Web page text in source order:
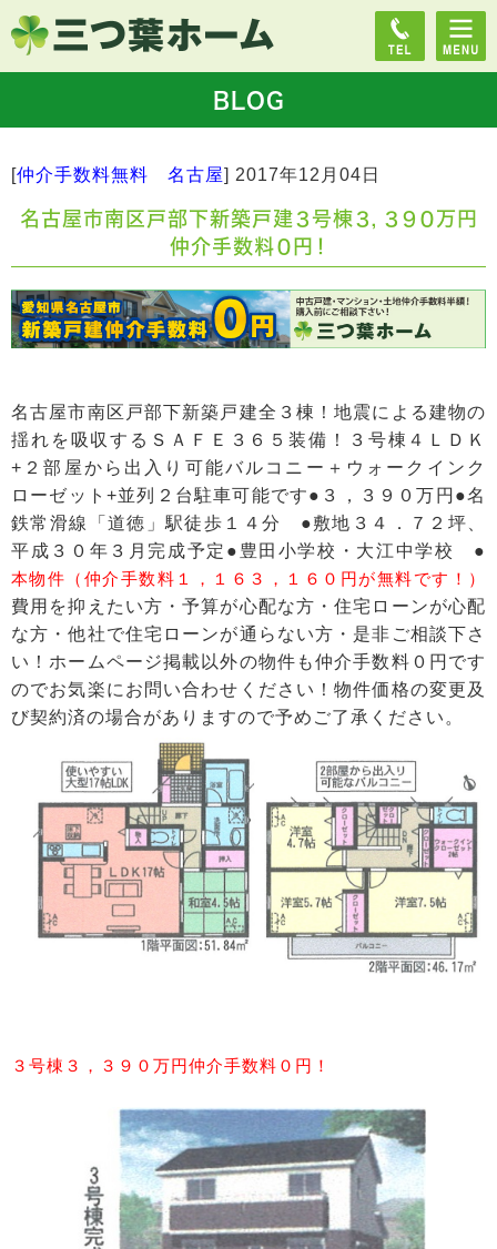
BLOG
[仲介手数料無料 名古屋] 2017年12月04日
名古屋市南区戸部下新築戸建３号棟３，３９０万円
仲介手数料０円！
名古屋市南区戸部下新築戸建全３棟！地震による建物の
揺れを吸収するＳＡＦＥ３６５装備！３号棟４ＬＤＫ
+２部屋から出入り可能バルコニー＋ウォークインク
ローゼット+並列２台駐車可能です●３，３９０万円●名
鉄常滑線「道徳」駅徒歩１４分 ●敷地３４．７２坪、
平成３０年３月完成予定●豊田小学校・大江中学校 ●
本物件（仲介手数料１，１６３，１６０円が無料です！）
費用を抑えたい方・予算が心配な方・住宅ローンが心配
な方・他社で住宅ローンが通らない方・是非ご相談下さ
い！ホームページ掲載以外の物件も仲介手数料０円です
のでお気楽にお問い合わせください！物件価格の変更及
び契約済の場合がありますので予めご了承ください。
３号棟３，３９０万円仲介手数料０円！